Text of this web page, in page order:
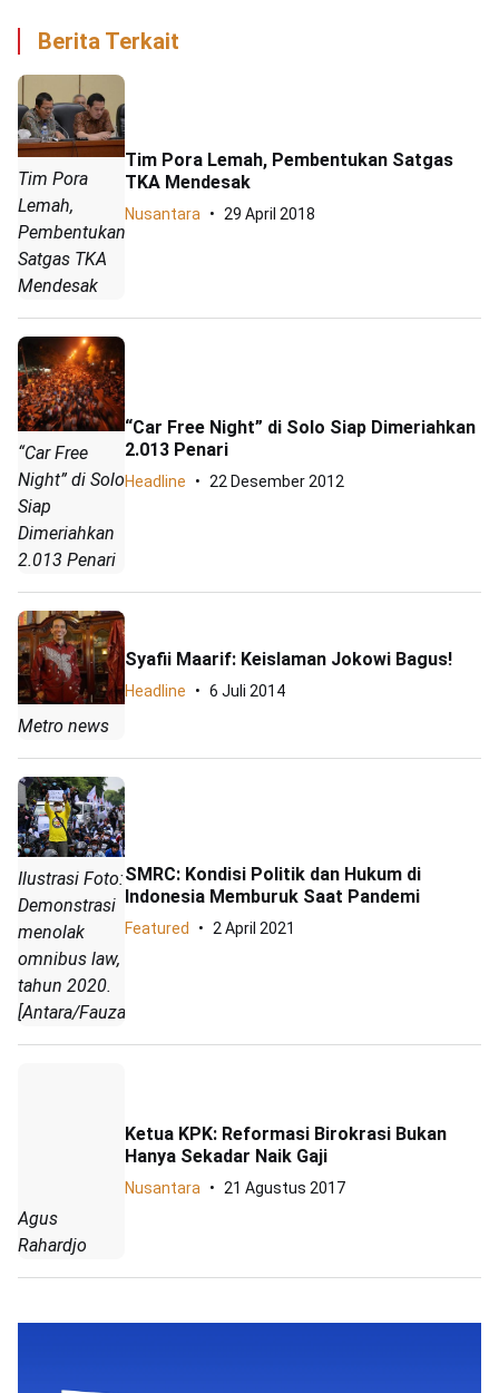
Berita Terkait
Tim Pora
Lemah,
Pembentukan
Satgas TKA
Mendesak
Tim Pora Lemah, Pembentukan Satgas
TKA Mendesak
Nusantara 29 April 2018
“Car Free
Night” di Solo
Siap
Dimeriahkan
2.013 Penari
“Car Free Night” di Solo Siap Dimeriahkan
2.013 Penari
Headline 22 Desember 2012
Metro news
Syafii Maarif: Keislaman Jokowi Bagus!
Headline 6 Juli 2014
Ilustrasi Foto:
Demonstrasi
menolak
omnibus law,
tahun 2020.
[Antara/Fauzan]
SMRC: Kondisi Politik dan Hukum di
Indonesia Memburuk Saat Pandemi
Featured 2 April 2021
Agus
Rahardjo
Ketua KPK: Reformasi Birokrasi Bukan
Hanya Sekadar Naik Gaji
Nusantara 21 Agustus 2017